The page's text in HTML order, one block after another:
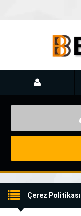
Çerez Politikası